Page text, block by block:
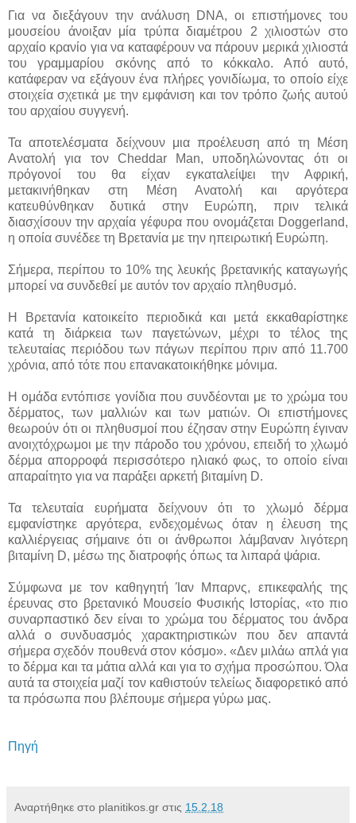
Για να διεξάγουν την ανάλυση DNA, οι επιστήμονες του
μουσείου άνοιξαν μία τρύπα διαμέτρου 2 χιλιοστών στο
αρχαίο κρανίο για να καταφέρουν να πάρουν μερικά χιλιοστά
του γραμμαρίου σκόνης από το κόκκαλο. Από αυτό,
κατάφεραν να εξάγουν ένα πλήρες γονιδίωμα, το οποίο είχε
στοιχεία σχετικά με την εμφάνιση και τον τρόπο ζωής αυτού
του αρχαίου συγγενή.
Τα αποτελέσματα δείχνουν μια προέλευση από τη Μέση
Ανατολή για τον Cheddar Man, υποδηλώνοντας ότι οι
πρόγονοί του θα είχαν εγκαταλείψει την Αφρική,
μετακινήθηκαν στη Μέση Ανατολή και αργότερα
κατευθύνθηκαν δυτικά στην Ευρώπη, πριν τελικά
διασχίσουν την αρχαία γέφυρα που ονομάζεται Doggerland,
η οποία συνέδεε τη Βρετανία με την ηπειρωτική Ευρώπη.
Σήμερα, περίπου το 10% της λευκής βρετανικής καταγωγής
μπορεί να συνδεθεί με αυτόν τον αρχαίο πληθυσμό.
Η Βρετανία κατοικείτο περιοδικά και μετά εκκαθαρίστηκε
κατά τη διάρκεια των παγετώνων, μέχρι το τέλος της
τελευταίας περιόδου των πάγων περίπου πριν από 11.700
χρόνια, από τότε που επανακατοικήθηκε μόνιμα.
Η ομάδα εντόπισε γονίδια που συνδέονται με το χρώμα του
δέρματος, των μαλλιών και των ματιών. Οι επιστήμονες
θεωρούν ότι οι πληθυσμοί που έζησαν στην Ευρώπη έγιναν
ανοιχτόχρωμοι με την πάροδο του χρόνου, επειδή το χλωμό
δέρμα απορροφά περισσότερο ηλιακό φως, το οποίο είναι
απαραίτητο για να παράξει αρκετή βιταμίνη D.
Τα τελευταία ευρήματα δείχνουν ότι το χλωμό δέρμα
εμφανίστηκε αργότερα, ενδεχομένως όταν η έλευση της
καλλιέργειας σήμαινε ότι οι άνθρωποι λάμβαναν λιγότερη
βιταμίνη D, μέσω της διατροφής όπως τα λιπαρά ψάρια.
Σύμφωνα με τον καθηγητή Ίαν Μπαρνς, επικεφαλής της
έρευνας στο βρετανικό Μουσείο Φυσικής Ιστορίας, «το πιο
συναρπαστικό δεν είναι το χρώμα του δέρματος του άνδρα
αλλά ο συνδυασμός χαρακτηριστικών που δεν απαντά
σήμερα σχεδόν πουθενά στον κόσμο». «Δεν μιλάω απλά για
το δέρμα και τα μάτια αλλά και για το σχήμα προσώπου. Όλα
αυτά τα στοιχεία μαζί τον καθιστούν τελείως διαφορετικό από
τα πρόσωπα που βλέπουμε σήμερα γύρω μας.
Πηγή
Αναρτήθηκε στο planitikos.gr στις 15.2.18